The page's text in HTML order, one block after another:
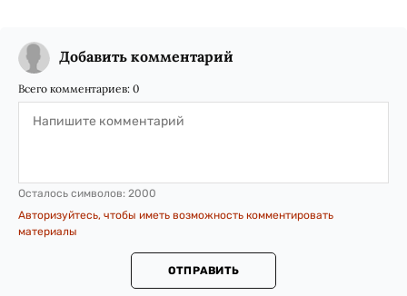
Добавить комментарий
Всего комментариев: 0
Осталось символов: 2000
Авторизуйтесь, чтобы иметь возможность комментировать
материалы
ОТПРАВИТЬ